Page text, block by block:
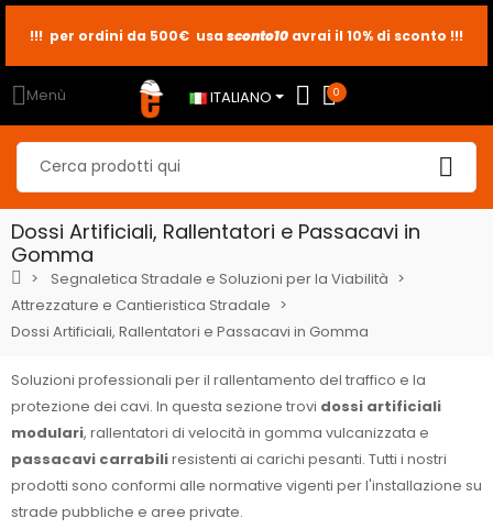
sconto2
sconto5
!!! per ordini da 500€ usa sconto10 avrai il 10% di sconto !!!
Menù ITALIANO 0
Dossi Artificiali, Rallentatori e Passacavi in
Gomma
Segnaletica Stradale e Soluzioni per la Viabilità
Attrezzature e Cantieristica Stradale
Dossi Artificiali, Rallentatori e Passacavi in Gomma
Soluzioni professionali per il rallentamento del traffico e la
protezione dei cavi. In questa sezione trovi dossi artificiali
modulari, rallentatori di velocità in gomma vulcanizzata e
passacavi carrabiliresistenti ai carichi pesanti. Tutti i nostri
prodotti sono conformi alle normative vigenti per l'installazione su
strade pubbliche e aree private.